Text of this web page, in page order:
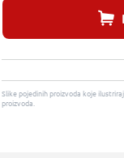
Slike pojedinih proizvoda koje
proizvoda.